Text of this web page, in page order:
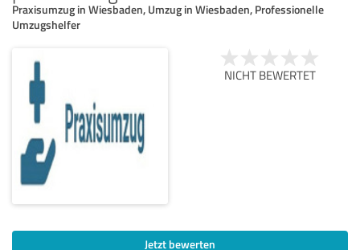
Praxisumzug in Wiesbaden, Umzug in Wiesbaden, Professionelle
Umzugshelfer
NICHT BEWERTET
Jetzt bewerten